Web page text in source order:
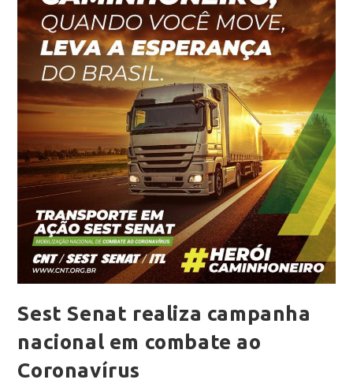
Sest Senat realiza campanha
nacional em combate ao
Coronavírus